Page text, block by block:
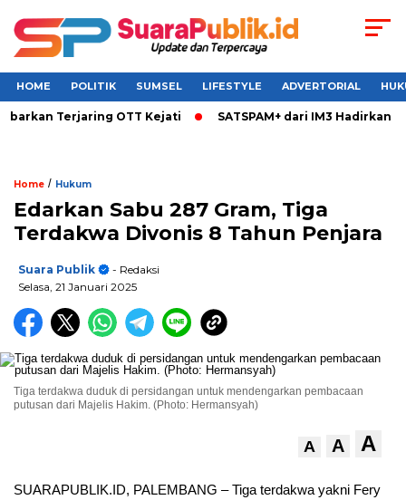
HOME POLITIK SUMSEL LIFESTYLE ADVERTORIAL
Terjaring OTT Kejati SATSPAM+ dari IM3 Hadirkan
Home / Hukum
Edarkan Sabu 287 Gram, Tiga
Terdakwa Divonis 8 Tahun Penjara
Suara Publik
- Redaksi
Selasa, 21 Januari 2025
Tiga terdakwa duduk di persidangan untuk mendengarkan pembacaan
putusan dari Majelis Hakim. (Photo: Hermansyah)
A A A
SUARAPUBLIK.ID, PALEMBANG – Tiga terdakwa yakni Fery